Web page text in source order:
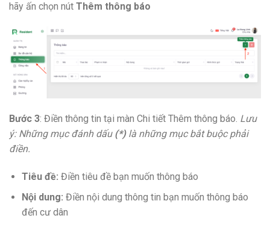
hãy ấn chọn nút Thêm thông báo
Bước 3: Điền thông tin tại màn Chi tiết Thêm thông báo. Lưu
ý: Những mục đánh dấu (*)là những mục bắt buộc phải
điền.
Tiêu đề: Điền tiêu đề bạn muốn thông báo
Nội dung: Điền nội dung thông tin bạn muốn thông báo
đến cư dân